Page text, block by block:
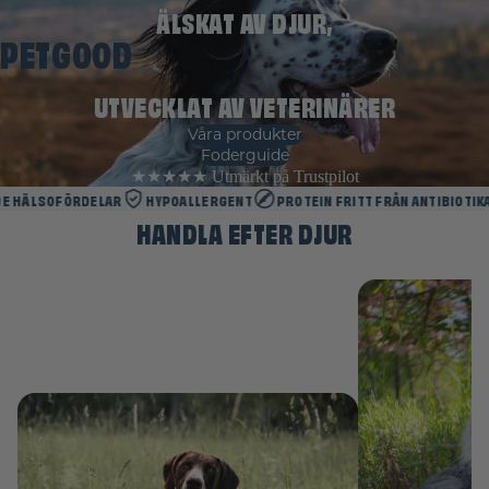
PETGOOD
ÄLSKAT AV DJUR,
UTVECKLAT AV VETERINÄRER
Våra produkter
Foderguide
★★★★★ Utmärkt på Trustpilot
HYPOALLERGENT PROTEIN FRITT FRÅN ANTIBIOTIKA
HANDLA EFTER DJUR